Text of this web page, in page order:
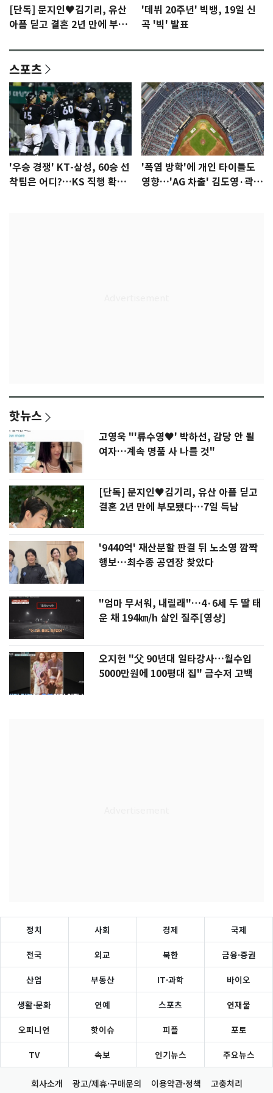
[단독] 문지인♥김기리, 유산
아픔 딛고 결혼 2년 만에 부모
'데뷔 20주년' 빅뱅, 19일 신
곡 '빅' 발표
스포츠
'우승 경쟁' KT-삼성, 60승 선
착팀은 어디?…KS 직행 확률
'폭염 방학'에 개인 타이틀도
영향…'AG 차출' 김도영·곽빈
핫뉴스
고영욱 "'류수영♥' 박하선, 감당 안 될
여자…계속 명품 사 나를 것"
[단독] 문지인♥김기리, 유산 아픔 딛고
결혼 2년 만에 부모됐다…7일 득남
'9440억' 재산분할 판결 뒤 노소영 깜짝
행보…최수종 공연장 찾았다
"엄마 무서워, 내릴래"…4·6세 두 딸 태
운 채 194㎞/h 살인 질주[영상]
오지헌 "父 90년대 일타강사…월수입
5000만원에 100평대 집" 금수저 고백
정치 사회 경제 국제
전국 외교 북한 금융·증권
산업 부동산 IT·과학 바이오
생활·문화 연예 스포츠 연재물
오피니언 핫이슈 피플 포토
TV 속보 인기뉴스 주요뉴스
회사소개 광고/제휴·구매문의 이용약관·정책 고충처리